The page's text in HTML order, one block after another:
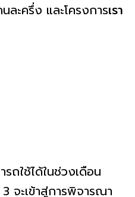
ะครึ่ง และโครงการเรา
ถใช้ได้ในช่วงเดือน
3 จะเข้าสู่การพิจารณา